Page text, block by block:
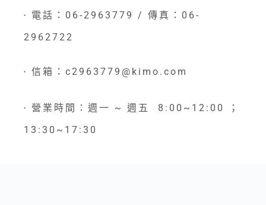
●
電話：06-2963779 / 傳真：06-
2962722
● 信箱：c2963779@kimo.com
●
營業時間：週一 ~ 週五 8:00~12:00 ；
13:30~17:30